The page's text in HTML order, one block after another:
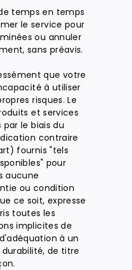
temps en temps
le service pour
ou annuler
sans préavis.
que votre
à utiliser
risques. Le
et services
le biais du
contraire
fournis "tels
pour
aucune
ou condition
ce soit, expresse
toutes les
implicites de
à un
de titre